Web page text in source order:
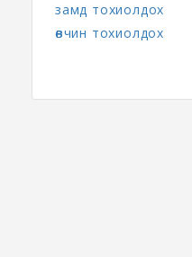
замд тохиолдох
өвчин тохиолдох